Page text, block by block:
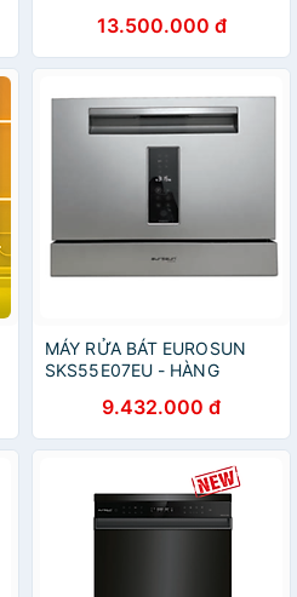
13.500.000 đ
MÁY RỬA BÁT EUROSUN
SKS55E07EU - HÀNG
9.432.000 đ